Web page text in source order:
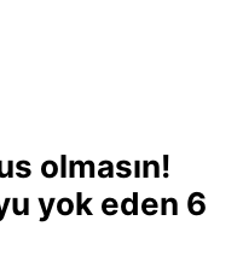
olmasın!
yok eden 6